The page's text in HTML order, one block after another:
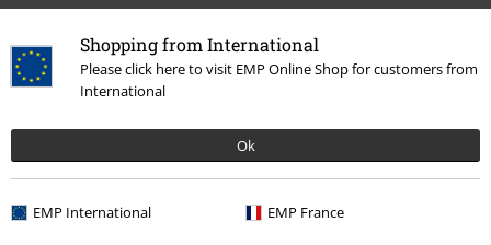
Shopping from International
Please click here to visit EMP Online Shop for customers from
International
Ok
EMP International EMP France